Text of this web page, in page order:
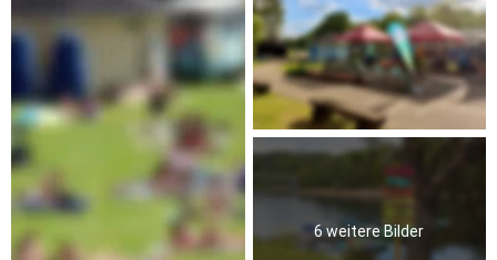
6 weitere Bilder